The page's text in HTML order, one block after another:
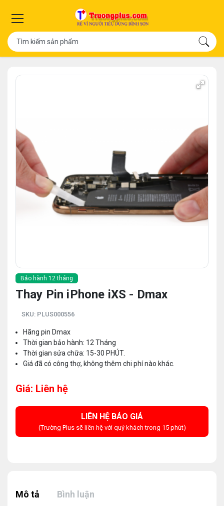
Bảo hành 12 tháng
Thay Pin iPhone iXS - Dmax
SKU: PLUS000556
Hãng pin Dmax
Thời gian bảo hành: 12 Tháng
Thời gian sửa chữa: 15-30 PHÚT.
Giá đã có công thợ, không thêm chi phí nào khác.
Giá: Liên hệ
LIÊN HỆ BÁO GIÁ
(Trường Plus sẽ liên hệ với quý khách trong 15 phút)
Mô tả Bình luận